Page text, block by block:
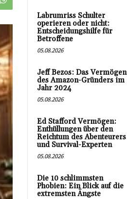
Labrumriss Schulter
operieren oder nicht:
Entscheidungshilfe für
Betroffene
05.08.2026
Jeff Bezos: Das Vermögen
des Amazon-Gründers im
Jahr 2024
05.08.2026
Ed Stafford Vermögen:
Enthüllungen über den
Reichtum des Abenteurers
und Survival-Experten
05.08.2026
Die 10 schlimmsten
Phobien: Ein Blick auf die
extremsten Ängste